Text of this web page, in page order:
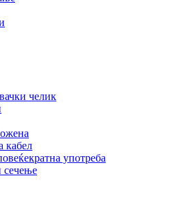
челик
кабел
употреба
сечење